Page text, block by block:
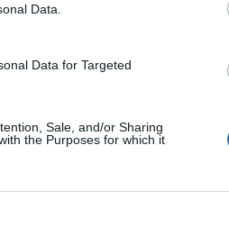
Data.
Data for Targeted
Sale, and/or Sharing
the Purposes for which it